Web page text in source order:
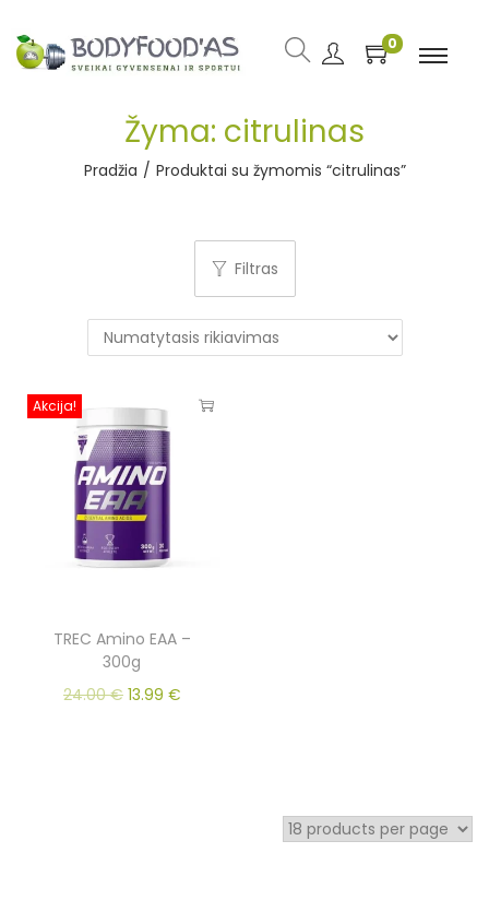
0
Žyma: citrulinas
Pradžia / Produktai su žymomis “citrulinas”
Filtras
Akcija!
TREC Amino EAA –
300g
24.00€ 13.99 €